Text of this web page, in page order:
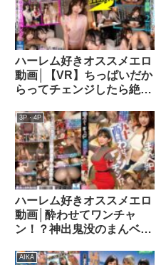
もなみhuntb00634
ハーレム好きオススメエロ
動画│【VR】ちっぱいだか
らってチェンジしたら絶対
抜きテクもチート級 時間
いっぱい発射しまくり中出
しOK本デリ 双葉くるみ 松
本いちかkavr00257
3P・4P
ハーレム好きオススメエロ
動画│酔わせてワンチャ
ン！？神出鬼没のまんベロ
ー系ヤリモク女子と朝まで
AIKA